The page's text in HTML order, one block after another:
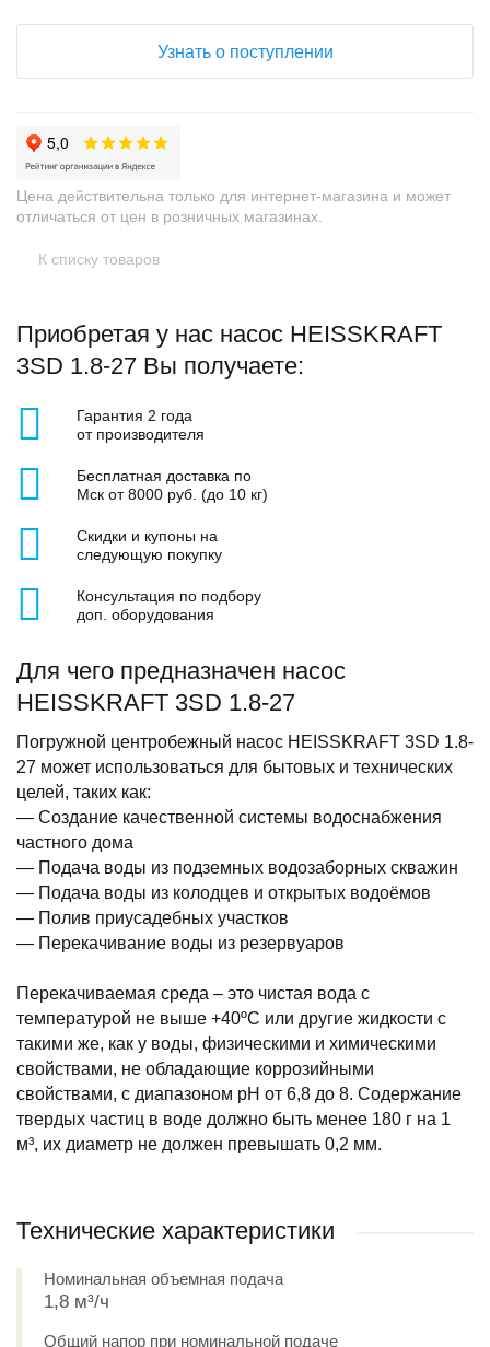
Узнать о поступлении
Цена действительна только для интернет-магазина и может
отличаться от цен в розничных магазинах.
К списку товаров
Приобретая у нас насос HEISSKRAFT
3SD 1.8-27 Вы получаете:
Гарантия 2 года
от производителя
Бесплатная доставка по
Мск от 8000 руб. (до 10 кг)
Скидки и купоны на
следующую покупку
Консультация по подбору
доп. оборудования
Для чего предназначен насос
HEISSKRAFT 3SD 1.8-27
Погружной центробежный насос HEISSKRAFT 3SD 1.8-
27 может использоваться для бытовых и технических
целей, таких как:
— Создание качественной системы водоснабжения
частного дома
— Подача воды из подземных водозаборных скважин
— Подача воды из колодцев и открытых водоёмов
— Полив приусадебных участков
— Перекачивание воды из резервуаров
Перекачиваемая среда – это чистая вода с
температурой не выше +40ºС или другие жидкости с
такими же, как у воды, физическими и химическими
свойствами, не обладающие коррозийными
свойствами, с диапазоном pH от 6,8 до 8. Содержание
твердых частиц в воде должно быть менее 180 г на 1
м³, их диаметр не должен превышать 0,2 мм.
Технические характеристики
Номинальная объемная подача
1,8 м³/ч
Общий напор при номинальной подаче